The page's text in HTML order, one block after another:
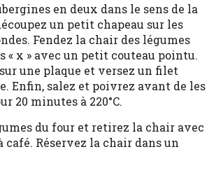
en deux dans le sens de la
un petit chapeau sur les
Fendez la chair des légumes
« x » avec un petit couteau pointu.
une plaque et versez un filet
Enfin, salez et poivrez avant de les
20 minutes à 220°C.
du four et retirez la chair avec
café. Réservez la chair dans un